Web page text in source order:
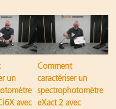
un
avec
Comment
caractériser un
spectrophotomètre
eXact 2 avec